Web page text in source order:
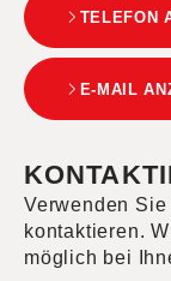
TELEFON
E-MAIL
Verwenden
kontaktieren.
möglich bei